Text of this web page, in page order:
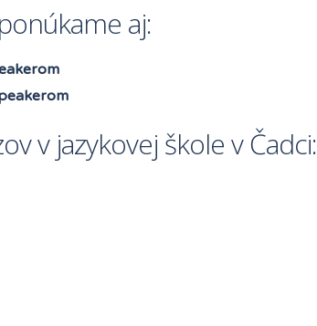
aj:
v jazykovej škole v Čadci: